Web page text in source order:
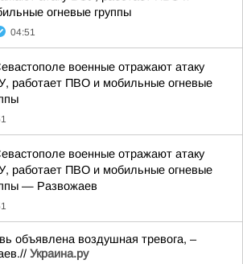
огневые группы
04:51
военные отражают атаку
работает ПВО и мобильные огневые
военные отражают атаку
работает ПВО и мобильные огневые
— Развожаев
объявлена воздушная тревога, –
Украина.ру